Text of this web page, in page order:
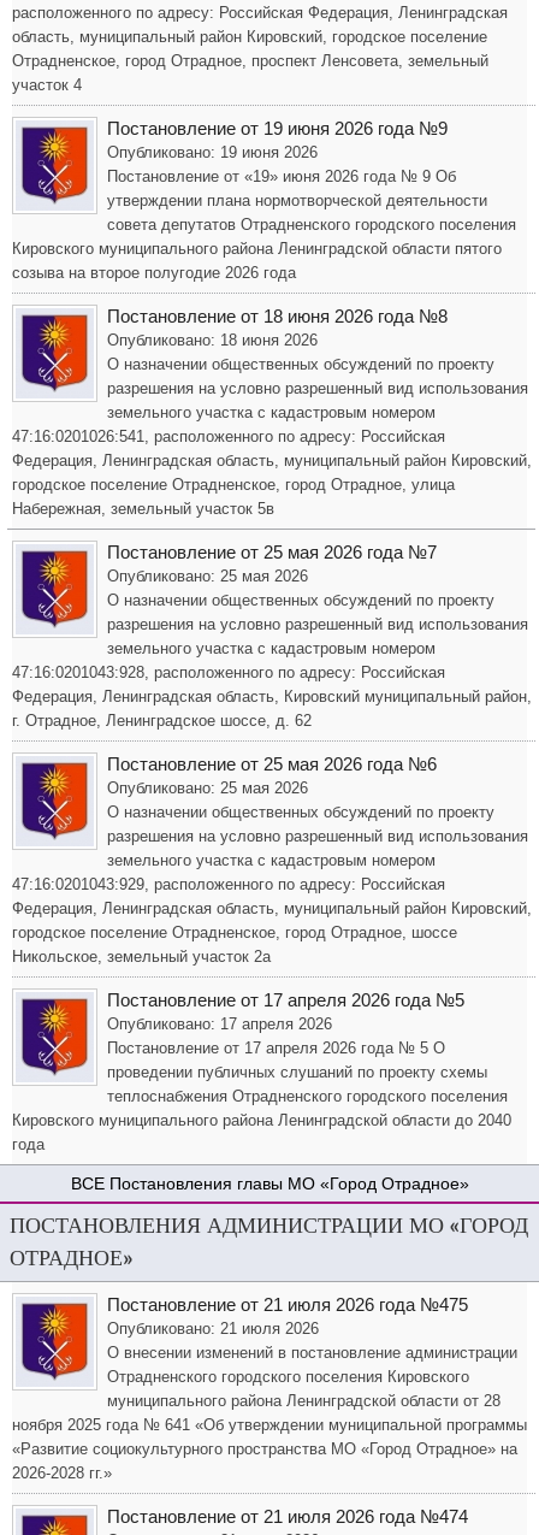
расположенного по адресу: Российская Федерация, Ленинградская
область, муниципальный район Кировский, городское поселение
Отрадненское, город Отрадное, проспект Ленсовета, земельный
участок 4
Постановление от 19 июня 2026 года №9
Опубликовано: 19 июня 2026
Постановление от «19» июня 2026 года № 9 Об
утверждении плана нормотворческой деятельности
совета депутатов Отрадненского городского поселения
Кировского муниципального района Ленинградской области пятого
созыва на второе полугодие 2026 года
Постановление от 18 июня 2026 года №8
Опубликовано: 18 июня 2026
О назначении общественных обсуждений по проекту
разрешения на условно разрешенный вид использования
земельного участка с кадастровым номером
47:16:0201026:541, расположенного по адресу: Российская
Федерация, Ленинградская область, муниципальный район Кировский,
городское поселение Отрадненское, город Отрадное, улица
Набережная, земельный участок 5в
Постановление от 25 мая 2026 года №7
Опубликовано: 25 мая 2026
О назначении общественных обсуждений по проекту
разрешения на условно разрешенный вид использования
земельного участка с кадастровым номером
47:16:0201043:928, расположенного по адресу: Российская
Федерация, Ленинградская область, Кировский муниципальный район,
г. Отрадное, Ленинградское шоссе, д. 62
Постановление от 25 мая 2026 года №6
Опубликовано: 25 мая 2026
О назначении общественных обсуждений по проекту
разрешения на условно разрешенный вид использования
земельного участка с кадастровым номером
47:16:0201043:929, расположенного по адресу: Российская
Федерация, Ленинградская область, муниципальный район Кировский,
городское поселение Отрадненское, город Отрадное, шоссе
Никольское, земельный участок 2а
Постановление от 17 апреля 2026 года №5
Опубликовано: 17 апреля 2026
Постановление от 17 апреля 2026 года № 5 О
проведении публичных слушаний по проекту схемы
теплоснабжения Отрадненского городского поселения
Кировского муниципального района Ленинградской области до 2040
года
Постановления главы МО «Город Отрадное»
ПОСТАНОВЛЕНИЯ АДМИНИСТРАЦИИ МО «ГОРОД
ОТРАДНОЕ»
Постановление от 21 июля 2026 года №475
Опубликовано: 21 июля 2026
О внесении изменений в постановление администрации
Отрадненского городского поселения Кировского
муниципального района Ленинградской области от 28
ноября 2025 года № 641 «Об утверждении муниципальной программы
«Развитие социокультурного пространства МО «Город Отрадное» на
2026-2028 гг.»
Постановление от 21 июля 2026 года №474